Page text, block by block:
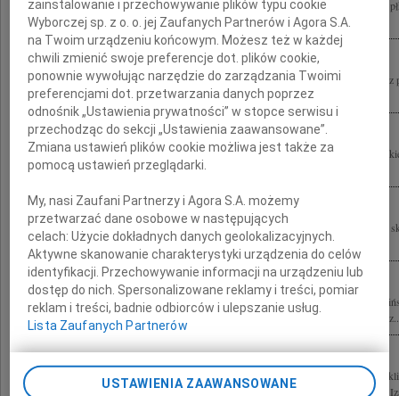
Łączymy się w bólu i składamy wyrazy współczucia Rodzinie tragicznie zmarłego
Lubińskiego Kierownictwo i pracownicy Szpitalnego Oddziału Ratunkowego...
Poruszeni do głębi, składamy najszczersze wyrazy współczucia Beacie Lubińskiej
Wojciecha Jesteśmy z Tobą całym sercem! Monika i Maciej oraz nasze mamy
Porażeni nagłym odejściem naszego Kolegi płk. dr. hab. n. med. Wojciecha
bólu i współczucia Żonie, Dzieciom, Rodzinie Wojtku straciliśmy Kolegę,...
Pogrążeni do głębi tragiczną śmiercią płk. dra hab. n. med. Wojciecha Lubińskiego
Marysi, Jasiowi i całej Rodzinie wyrazy współczucia Przyjaciele z...
10 kwietnia 2010 roku odszedł od nas tragicznie płk dr hab. n. med. Wojciech
Ciebie cały zespół Kliniki Chorób Wewnętrznych Pneumonologii i Alergologii
Beatko razem z Tobą Marysią i Jasiem żegnamy Twojego Męża naszego Kolegę z
składamy wyrazy najgłębszego współczucia możesz na nas polegać Beata, Gośka,
zainstalowanie i przechowywanie plików typu cookie
Wyborczej sp. z o. o. jej Zaufanych Partnerów i Agora S.A.
na Twoim urządzeniu końcowym. Możesz też w każdej
chwili zmienić swoje preferencje dot. plików cookie,
ponownie wywołując narzędzie do zarządzania Twoimi
preferencjami dot. przetwarzania danych poprzez
odnośnik „Ustawienia prywatności” w stopce serwisu i
przechodząc do sekcji „Ustawienia zaawansowane”.
Zmiana ustawień plików cookie możliwa jest także za
pomocą ustawień przeglądarki.
My, nasi Zaufani Partnerzy i Agora S.A. możemy
przetwarzać dane osobowe w następujących
celach:Użycie dokładnych danych geolokalizacyjnych.
Aktywne skanowanie charakterystyki urządzenia do celów
identyfikacji. Przechowywanie informacji na urządzeniu lub
dostęp do nich. Spersonalizowane reklamy i treści, pomiar
reklam i treści, badnie odbiorców i ulepszanie usług.
Lista Zaufanych Partnerów
USTAWIENIA ZAAWANSOWANE